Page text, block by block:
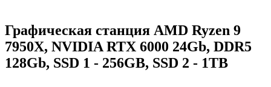
Графическая станция AMD Ryzen 9
7950X, NVIDIA RTX 6000 24Gb, DDR5
128Gb, SSD 1 - 256GB, SSD 2 - 1TB